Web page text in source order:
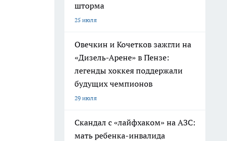
шторма
25 июля
Овечкин и Кочетков зажгли на
«Дизель-Арене» в Пензе:
легенды хоккея поддержали
будущих чемпионов
29 июля
Скандал с «лайфхаком» на АЗС:
мать ребенка-инвалида